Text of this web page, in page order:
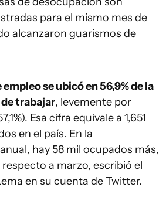
para el mismo mes de
alcanzaron guarismos de
empleo se ubicó en 56,9% de la
trabajar, levemente por
Esa cifra equivale a 1,651
en el país. En la
hay 58 mil ocupados más,
a marzo, escribió el
en su cuenta de Twitter.